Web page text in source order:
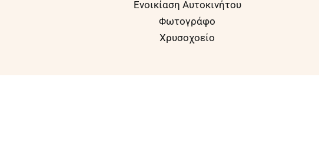
Ενοικίαση Αυτοκινήτου
Φωτογράφο
Χρυσοχοείο